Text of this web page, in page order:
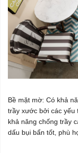
Bề mặt mờ: Có khả
trầy xước bởi các yếu
khả năng chống trầy
dấu bụi bẩn tốt, phù